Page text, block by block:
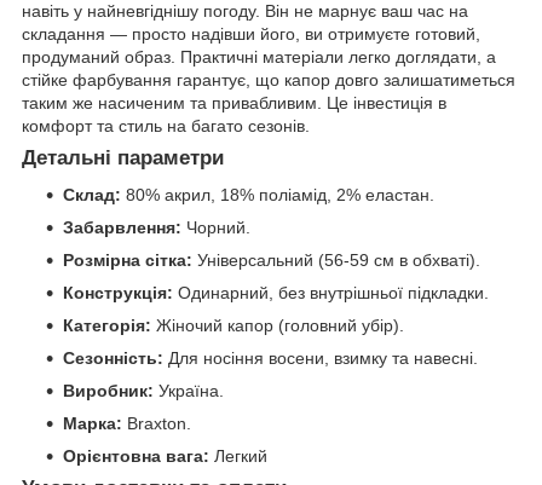
навіть у найневгіднішу погоду. Він не марнує ваш час на
складання — просто надівши його, ви отримуєте готовий,
продуманий образ. Практичні матеріали легко доглядати, а
стійке фарбування гарантує, що капор довго залишатиметься
таким же насиченим та привабливим. Це інвестиція в
комфорт та стиль на багато сезонів.
Детальні параметри
Склад: 80% акрил, 18% поліамід, 2% еластан.
Забарвлення: Чорний.
Розмірна сітка: Універсальний (56-59 см в обхваті).
Конструкція: Одинарний, без внутрішньої підкладки.
Категорія: Жіночий капор (головний убір).
Сезонність: Для носіння восени, взимку та навесні.
Виробник: Україна.
Марка: Braxton.
Орієнтовна вага: Легкий